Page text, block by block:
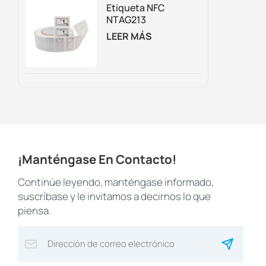
Trampolines.
Etiqueta NFC
NTAG213
Regrabable
Personalizada Para
LEER MÁS
¡Manténgase En Contacto!
Continúe leyendo, manténgase informado,
suscríbase y le invitamos a decirnos lo que
piensa.